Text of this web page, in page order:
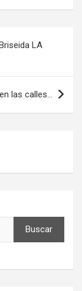
LA
las calles…
Buscar